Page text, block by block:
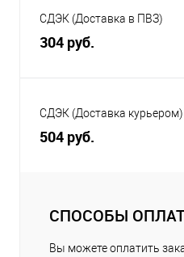
СДЭК (Доставка в ПВЗ)
304 руб.
СДЭК (Доставка курьером)
504 руб.
СПОСОБЫ
Вы можете оплатить